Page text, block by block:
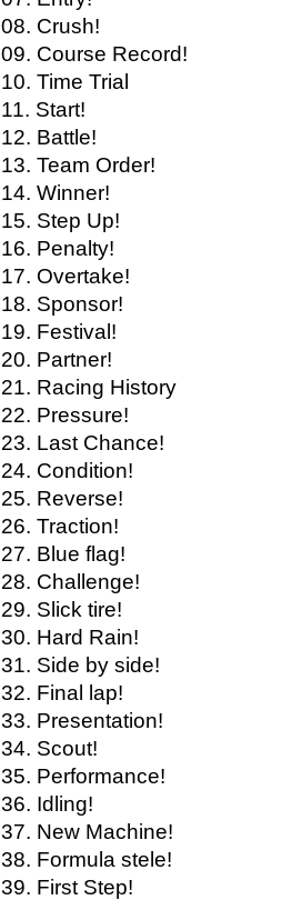
08. Crush!
09. Course Record!
10. Time Trial
11. Start!
12. Battle!
13. Team Order!
14. Winner!
15. Step Up!
16. Penalty!
17. Overtake!
18. Sponsor!
19. Festival!
20. Partner!
21. Racing History
22. Pressure!
23. Last Chance!
24. Condition!
25. Reverse!
26. Traction!
27. Blue flag!
28. Challenge!
29. Slick tire!
30. Hard Rain!
31. Side by side!
32. Final lap!
33. Presentation!
34. Scout!
35. Performance!
36. Idling!
37. New Machine!
38. Formula stele!
39. First Step!